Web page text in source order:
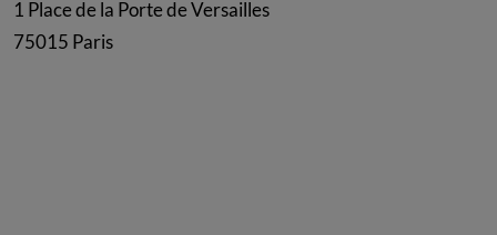
1 Place de la Porte de Versailles
75015 Paris